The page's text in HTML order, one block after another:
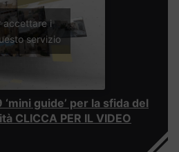
accettare i
servizio
guide’ per la sfida del
CLICCA PER IL VIDEO